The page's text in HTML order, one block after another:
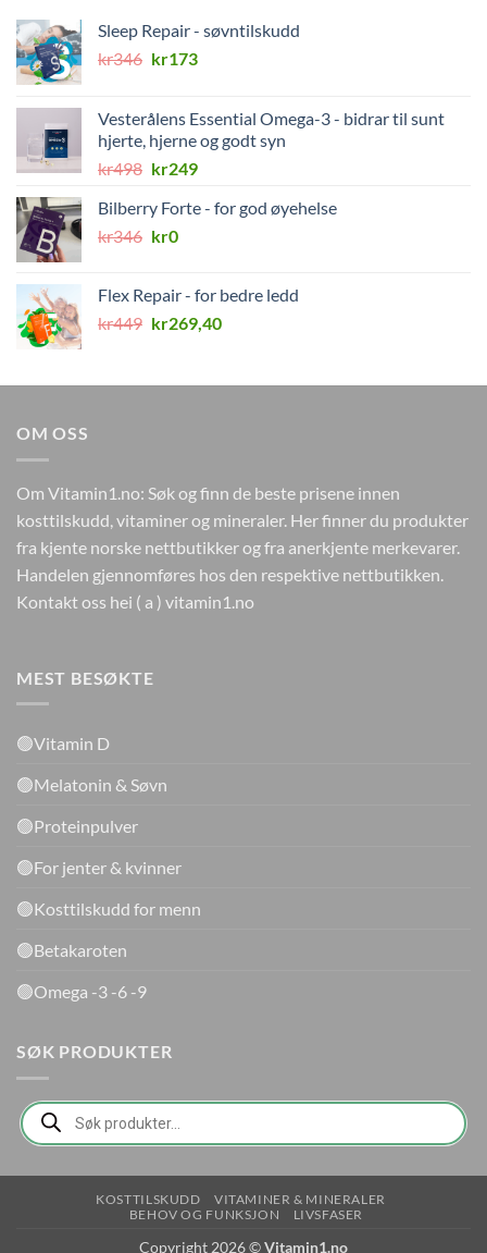
Sleep Repair - søvntilskudd
kr346 Opprinnelig
kr346.
kr173Nåværende
kr173.
Vesterålens Essential Omega-3 - bidrar til sunt
hjerte, hjerne og godt syn
kr498 Opprinnelig
var:
kr498.
kr249Nåværende
er:
Bilberry Forte - for god øyehelse
kr346 Opprinnelig
kr346.
kr0Nåværende
kr0.
Flex Repair - for bedre ledd
kr449 Opprinnelig
kr449.
kr269,40Nåværende
kr269,40.
OM OSS
Om Vitamin1.no: Søk og finn de beste prisene innen
kosttilskudd, vitaminer og mineraler. Her finner du produkter
fra kjente norske nettbutikker og fra anerkjente merkevarer.
Handelen gjennomføres hos den respektive nettbutikken.
Kontakt oss hei ( a ) vitamin1.no
MEST BESØKTE
🟢Vitamin D
🟢Melatonin & Søvn
🟢Proteinpulver
🟢For jenter & kvinner
🟢Kosttilskudd for menn
🟢Betakaroten
🟢Omega -3 -6 -9
SØK PRODUKTER
Products
search
KOSTTILSKUDD
VITAMINER & MINERALER
BEHOV OG FUNKSJON
LIVSFASER
Copyright 2026 ©Vitamin1.no